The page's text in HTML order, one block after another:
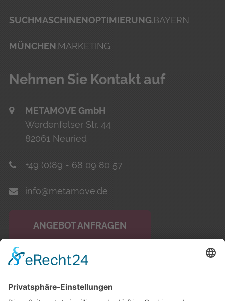
SUCHMASCHINENOPTIMIERUNG.BAYERN
MÜNCHEN.MARKETING
Neh­men Sie Kon­takt auf
METAMOVE GmbH
Werdenfelser Str. 44
82061 Neuried
+49 (0)89 - 68 09 80 57
info@metamove.de
ANGEBOT ANFRAGEN